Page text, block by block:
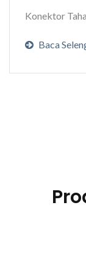
Konektor
Baca